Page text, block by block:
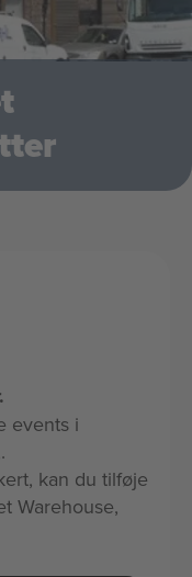
events i
kan du tilføje
Warehouse,